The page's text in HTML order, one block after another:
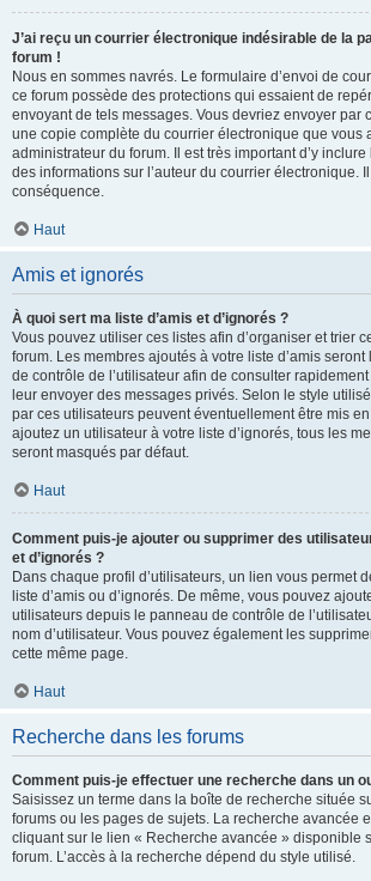
J’ai reçu un courrier électronique indésirable de la
forum !
Nous en sommes navrés. Le formulaire d’envoi de
ce forum possède des protections qui essaient de
envoyant de tels messages. Vous devriez envoyer par
une copie complète du courrier électronique que vous
administrateur du forum. Il est très important d’y
des informations sur l’auteur du courrier électronique.
conséquence.
Haut
Amis et ignorés
À quoi sert ma liste d’amis et d’ignorés ?
Vous pouvez utiliser ces listes afin d’organiser et trier
forum. Les membres ajoutés à votre liste d’amis
de contrôle de l’utilisateur afin de consulter
leur envoyer des messages privés. Selon le style
par ces utilisateurs peuvent éventuellement être mis
ajoutez un utilisateur à votre liste d’ignorés, tous les
seront masqués par défaut.
Haut
Comment puis-je ajouter ou supprimer des
et d’ignorés ?
Dans chaque profil d’utilisateurs, un lien vous permet
liste d’amis ou d’ignorés. De même, vous pouvez
utilisateurs depuis le panneau de contrôle de
nom d’utilisateur. Vous pouvez également les
cette même page.
Haut
Recherche dans les forums
Comment puis-je effectuer une recherche dans un
Saisissez un terme dans la boîte de recherche située
forums ou les pages de sujets. La recherche avancée
cliquant sur le lien « Recherche avancée » disponible
forum. L’accès à la recherche dépend du style utilisé.